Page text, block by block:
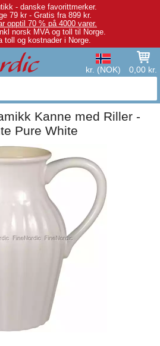
- danske favorittmerker.
79 kr - Gratis fra 899 kr.
opptil 70 % på 4000 varer.
norsk MVA og toll til Norge.
toll og kostnader i Norge.
kr. (NOK) 0,00 kr.
Kanne med Riller -
Pure White